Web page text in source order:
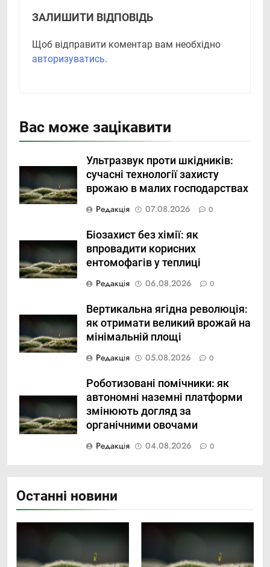
ЗАЛИШИТИ ВІДПОВІДЬ
Щоб відправити коментар вам необхідно
авторизуватись.
Вас може зацікавити
Ультразвук проти шкідників:
сучасні технології захисту
врожаю в малих господарствах
Редакція
07.08.2026 0
Біозахист без хімії: як
впровадити корисних
ентомофагів у теплиці
Редакція
06.08.2026 0
Вертикальна ягідна революція:
як отримати великий врожай на
мінімальній площі
Редакція
05.08.2026 0
Роботизовані помічники: як
автономні наземні платформи
змінюють догляд за
органічними овочами
Редакція
04.08.2026 0
Останні новини